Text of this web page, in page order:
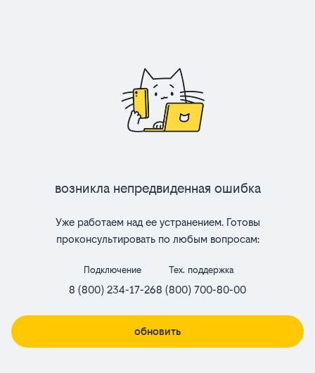
Возникла непредвиденная ошибка
Уже работаем над ее устранением. Готовы
проконсультировать по любым вопросам:
Подключение
8 (800) 234-17-26
Тех. поддержка
8 (800) 700-80-00
обновить